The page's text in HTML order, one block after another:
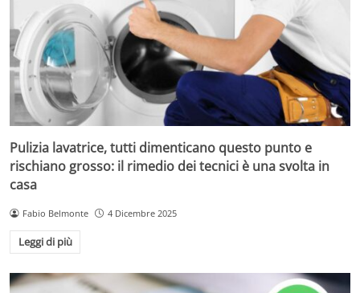
Pulizia lavatrice, tutti dimenticano questo punto e
rischiano grosso: il rimedio dei tecnici è una svolta in
casa
Fabio Belmonte 4 Dicembre 2025
Leggi di più